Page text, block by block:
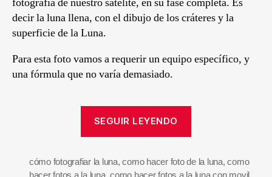
decir la luna llena, con el dibujo de los cráteres y la
superficie de la Luna.
Para esta foto vamos a requerir un equipo específico, y
una fórmula que no varía demasiado.
SEGUIR LEYENDO
cómo fotografiar la luna,como hacer foto de la luna,como
hacer fotos a la luna,como hacer fotos a la luna con movil,